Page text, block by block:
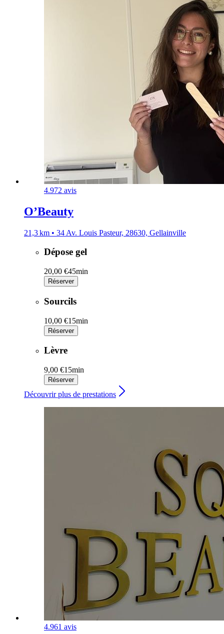
4.972 avis
O’Beauty
21,3 km • 34 Av. Louis Pasteur, 28630, Gellainville
Dépose gel
20,00 €45min
Réserver
Sourcils
10,00 €15min
Réserver
Lèvre
9,00 €15min
Réserver
Découvrir plus de prestations
4.961 avis